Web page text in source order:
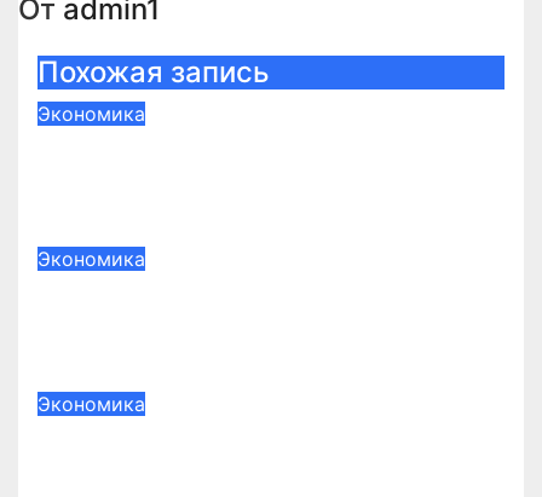
по
записям
От admin1
Похожая запись
Экономика
Экономика
Экономика